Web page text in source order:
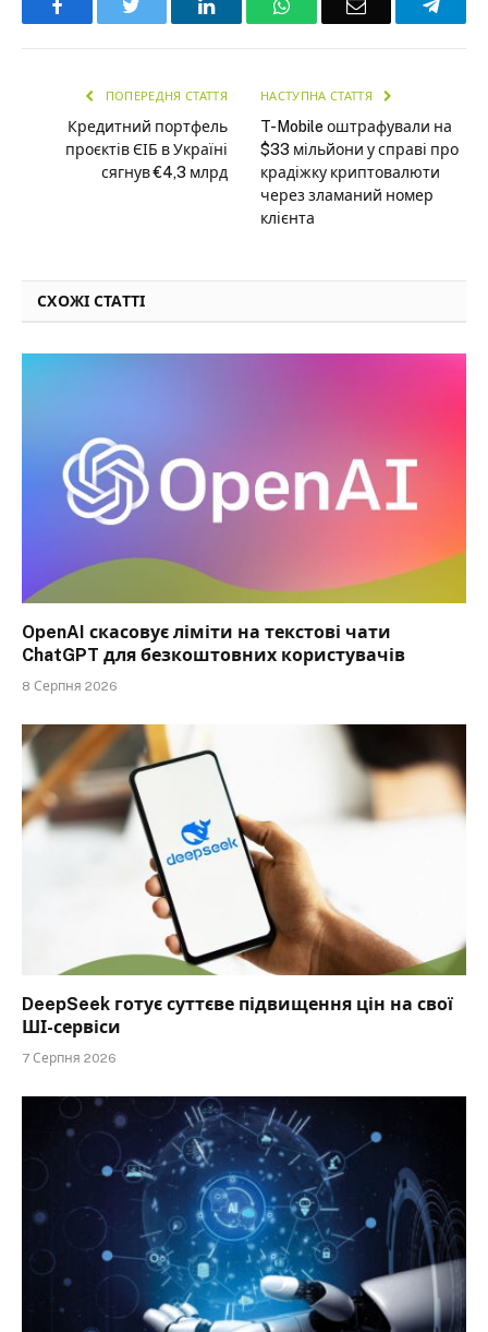
Facebook LinkedInWhatsAppEmail
ПОПЕРЕДНЯ СТАТТЯ
Кредитний портфель
проєктів ЄІБ в Україні
сягнув €4,3 млрд
НАСТУПНА СТАТТЯ
T-Mobile оштрафували на
$33 мільйони у справі про
крадіжку криптовалюти
через зламаний номер
клієнта
СХОЖІ СТАТТІ
OpenAI скасовує ліміти на текстові чати
ChatGPT для безкоштовних користувачів
8 Серпня 2026
DeepSeek готує суттєве підвищення цін на свої
ШІ-сервіси
7 Серпня 2026